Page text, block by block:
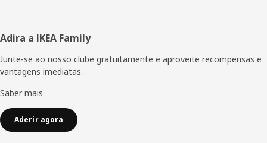
Rodapé
Adira a IKEA Family
Junte-se ao nosso clube gratuitamente e aproveite recompensas e
vantagens imediatas.
Saber mais
Aderir agora